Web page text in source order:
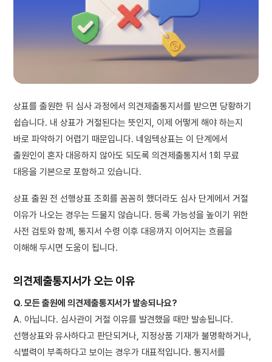
상표를 출원한 뒤 심사 과정에서 의견제출통지서를 받으면 당황하기
쉽습니다. 내 상표가 거절된다는 뜻인지, 이제 어떻게 해야 하는지
바로 파악하기 어렵기 때문입니다. 네임텍상표는 이 단계에서
출원인이 혼자 대응하지 않아도 되도록 의견제출통지서 1회 무료
대응을 기본으로 포함하고 있습니다.
상표 출원 전 선행상표 조회를 꼼꼼히 했더라도 심사 단계에서 거절
이유가 나오는 경우는 드물지 않습니다. 등록 가능성을 높이기 위한
사전 검토와 함께, 통지서 수령 이후 대응까지 이어지는 흐름을
이해해 두시면 도움이 됩니다.
의견제출통지서가 오는 이유
Q. 모든 출원에 의견제출통지서가 발송되나요?
A. 아닙니다. 심사관이 거절 이유를 발견했을 때만 발송됩니다.
선행상표와 유사하다고 판단되거나, 지정상품 기재가 불명확하거나,
식별력이 부족하다고 보이는 경우가 대표적입니다. 통지서를